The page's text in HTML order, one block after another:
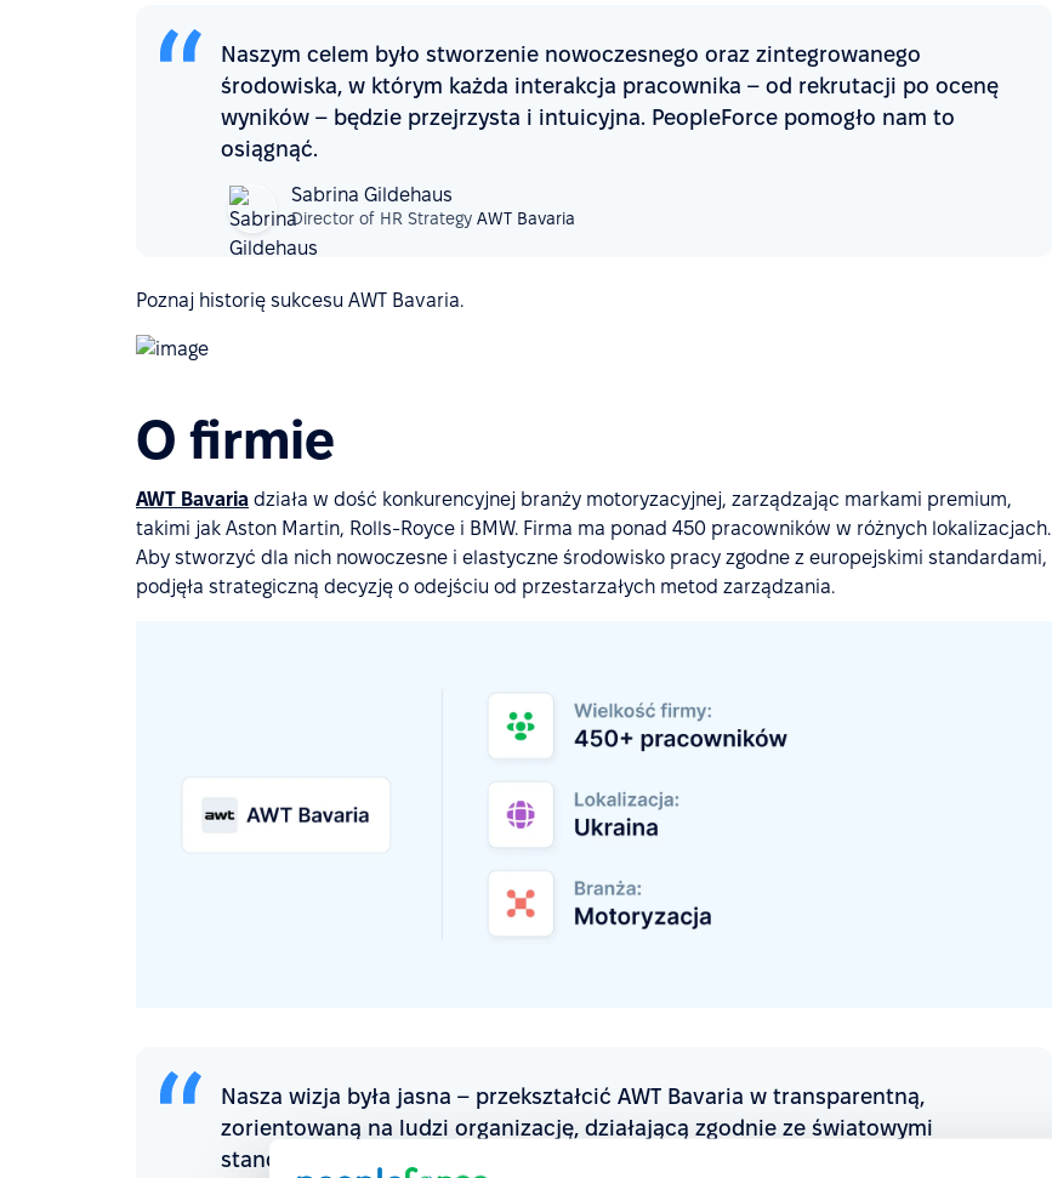
Naszym celem było stworzenie nowoczesnego oraz zintegrowanego
środowiska, w którym każda interakcja pracownika – od rekrutacji po ocenę
wyników – będzie przejrzysta i intuicyjna. PeopleForce pomogło nam to
osiągnąć.
Sabrina Gildehaus
Director of HR Strategy AWT Bavaria
Poznaj historię sukcesu AWT Bavaria.
O firmie
AWT Bavaria działa w dość konkurencyjnej branży motoryzacyjnej, zarządzając markami premium,
takimi jak Aston Martin, Rolls-Royce i BMW. Firma ma ponad 450 pracowników w różnych lokalizacjach.
Aby stworzyć dla nich nowoczesne i elastyczne środowisko pracy zgodne z europejskimi standardami,
podjęła strategiczną decyzję o odejściu od przestarzałych metod zarządzania.
Nasza wizja była jasna – przekształcić AWT Bavaria w transparentną,
zorientowaną na ludzi organizację, działającą zgodnie ze światowymi
standardami zarządzania. PeopleForce stało się naszym kluczowym partnerem